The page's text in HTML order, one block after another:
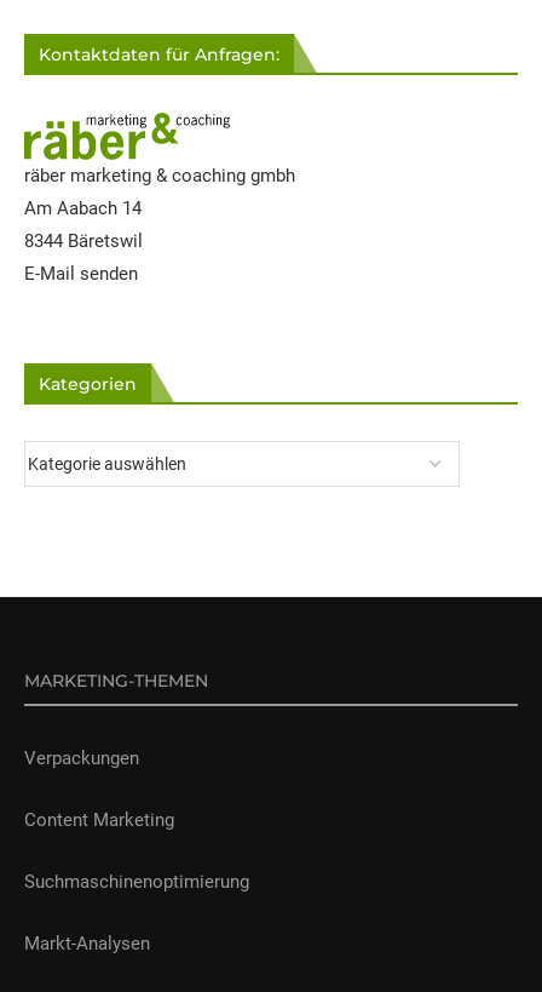
Kontaktdaten für Anfragen:
räber marketing & coaching gmbh
Am Aabach 14
8344 Bäretswil
E-Mail senden
Kategorien
MARKETING-THEMEN
Verpackungen
Content Marketing
Suchmaschinenoptimierung
Markt-Analysen